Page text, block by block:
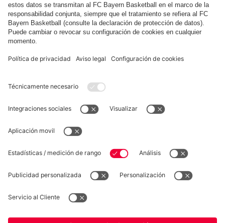
futbolistas del FC Bayern en el Mundial 2026
Mostrar más contenido
COLABORADOR